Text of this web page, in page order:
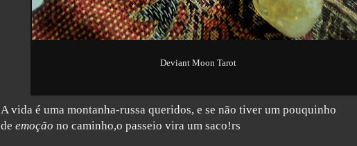
Deviant Moon Tarot
A vida é uma montanha-russa queridos, e se não tiver um pouquinho
de emoção no caminho,o passeio vira um saco!rs